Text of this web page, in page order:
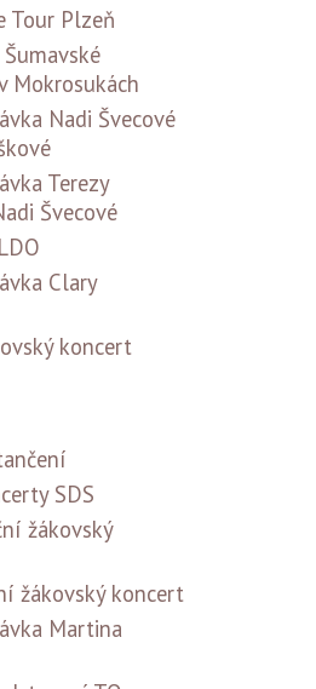
Tour Plzeň
Mokrosukách
Nadi Švecové
Terezy
Švecové
Clary
koncert
SDS
žákovský
žákovský koncert
Martina